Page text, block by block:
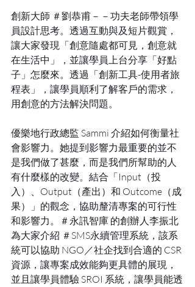
創新大師 ＃劉恭甫－－功夫老師帶領學
員設計思考。透過互動與及短片觀賞，
讓大家發現「創意隨處都可見，創意就
在生活中」，並讓學員上台分享「好點
子」怎麼來。透過「創新工具-使用者旅
程表」，讓學員順利了解客戶的需求，
用創意的方法解決問題。
優樂地行政總監 Sammi 介紹如何衡量社
會影響力。她提到影響力最重要的並不
是我們做了甚麼，而是我們所幫助的人
有什麼樣的改變。結合「Input（投
入）、Output（產出）和 Outcome（成
果）」的觀念，協助釐清專案的可行性
和影響力。＃永訊智庫 的創辦人李振北
為大家介紹 ＃SMS永續管理系統，該系
統可以協助 NGO／社企找到合適的 CSR
資源，讓專案成效能夠更具體的展現，
並且讓學員體驗 SROI 系統，讓學員能透